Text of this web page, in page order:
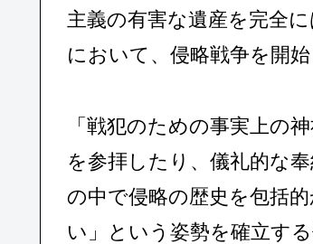
主義の有害な遺産を完全
において、侵略戦争を開
「戦犯のための事実上の
を参拝したり、儀礼的な
の中で侵略の歴史を包括
い」という姿勢を確立す